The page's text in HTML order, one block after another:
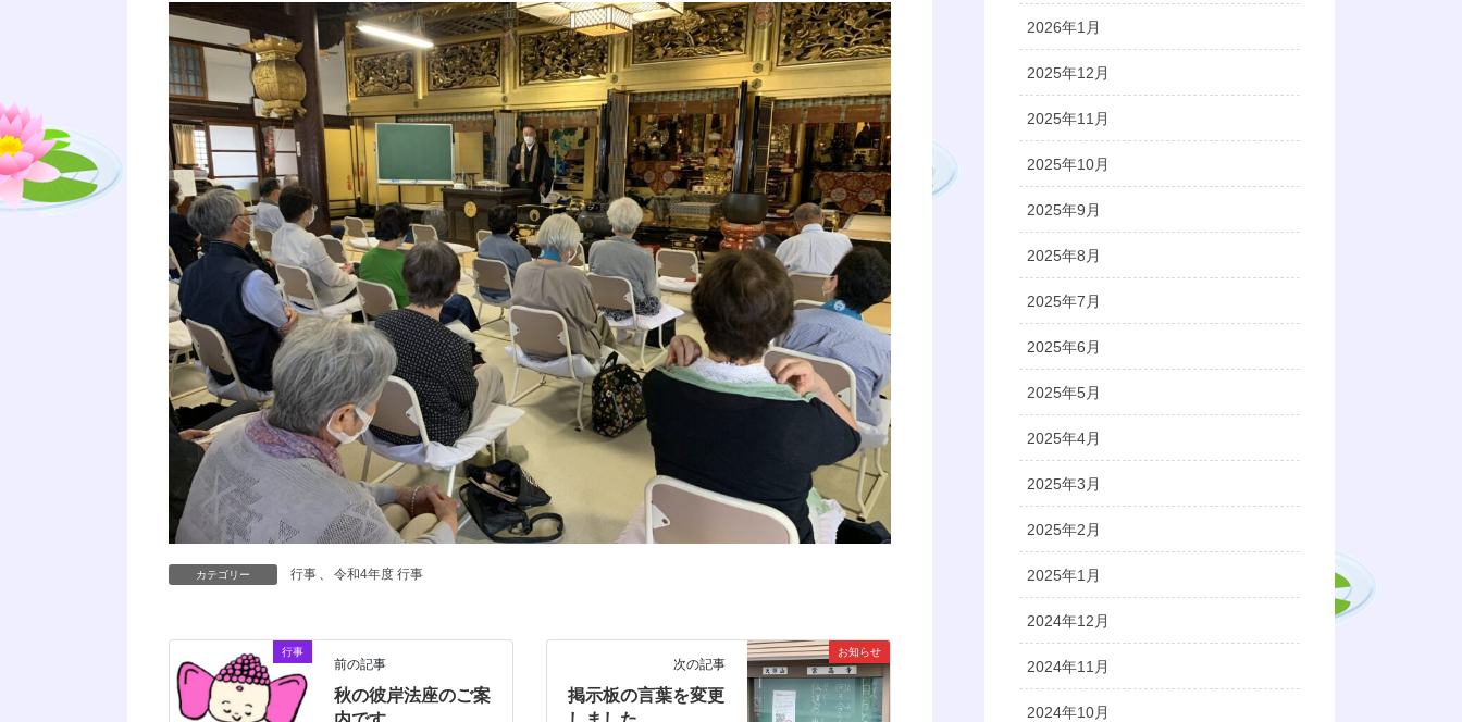
カテゴリー 行事 令和4年度 行事
行事
前の記事
秋の彼岸法座のご案
お知らせ
次の記事
掲示板の言葉を変更
2026年1月
2025年12月
2025年11月
2025年10月
2025年9月
2025年8月
2025年7月
2025年6月
2025年5月
2025年4月
2025年3月
2025年2月
2025年1月
2024年12月
2024年11月
2024年10月